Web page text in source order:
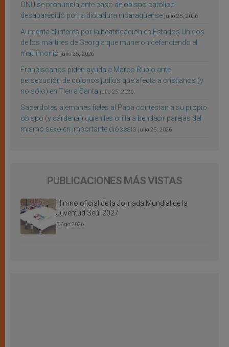
ONU se pronuncia ante caso de obispo católico
desaparecido por la dictadura nicaragüense julio 25, 2026
Aumenta el interés por la beatificación en Estados Unidos
de los mártires de Georgia que murieron defendiendo el
matrimonio julio 25, 2026
Franciscanos piden ayuda a Marco Rubio ante
persecución de colonos judíos que afecta a cristianos (y
no sólo) en Tierra Santa julio 25, 2026
Sacerdotes alemanes fieles al Papa contestan a su propio
obispo (y cardenal) quien les orilla a bendecir parejas del
mismo sexo en importante diócesis julio 25, 2026
PUBLICACIONES MÁS VISTAS
Himno oficial de la Jornada Mundial de la
Juventud Seúl 2027
3 Ago 2026